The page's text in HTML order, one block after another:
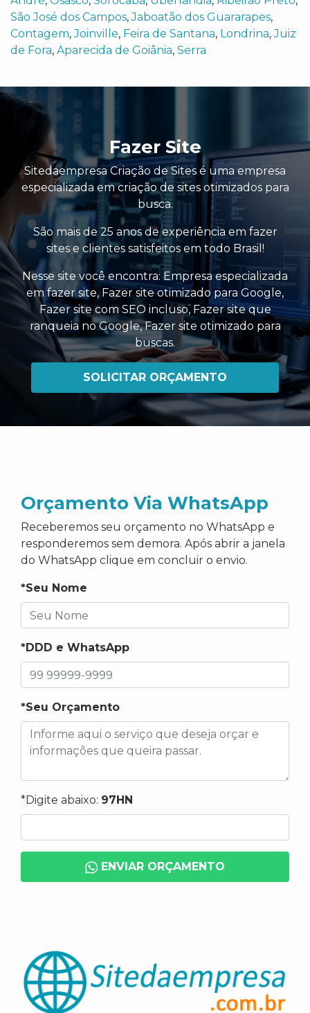
São José dos Campos,Jaboatão dos Guararapes,
Contagem,Joinville, Feira de Santana, Londrina,Juiz
de Fora, Aparecida de Goiânia, Serra
Fazer Site
Sitedaempresa Criação de Sites é uma empresa
especializada em criação de sites otimizados para
busca.
São mais de 25 anos de experiência em fazer
sites e clientes satisfeitos em todo Brasil!
Nesse site você encontra:Empresa especializada
em fazer site,Fazer site otimizado para Google,
Fazer site com SEO incluso, Fazer site que
ranqueia no Google,Fazer site otimizado para
buscas.
SOLICITAR ORÇAMENTO
Orçamento Via WhatsApp
Receberemos seu orçamento no WhatsApp e
responderemos sem demora. Após abrir a janela
do WhatsApp clique em concluir o envio.
*Seu Nome
*DDD e WhatsApp
*Seu Orçamento
*Digite abaixo: 97HN
ENVIAR ORÇAMENTO